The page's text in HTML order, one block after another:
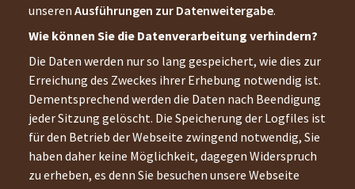
unseren Ausführungen zur Datenweitergabe.
Wie können Sie die Datenverarbeitung verhindern?
Die Daten werden nur so lang gespeichert, wie dies zur
Erreichung des Zweckes ihrer Erhebung notwendig ist.
Dementsprechend werden die Daten nach Beendigung
jeder Sitzung gelöscht. Die Speicherung der Logfiles ist
für den Betrieb der Webseite zwingend notwendig, Sie
haben daher keine Möglichkeit, dagegen Widerspruch
zu erheben, es denn Sie besuchen unsere Webseite